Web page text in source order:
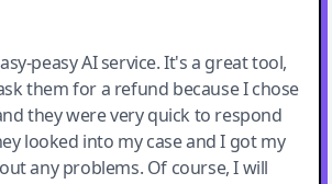
peasy AI service. It's a great tool,
them for a refund because I chose
they were very quick to respond
looked into my case and I got my
any problems. Of course, I will